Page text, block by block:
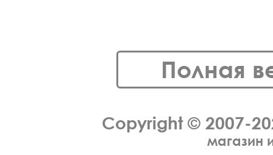
Полная
Copyright © 2007-
магазин